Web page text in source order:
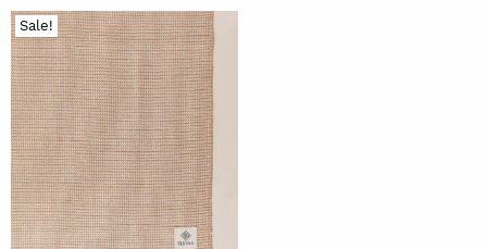
through
238,00€
Sale!